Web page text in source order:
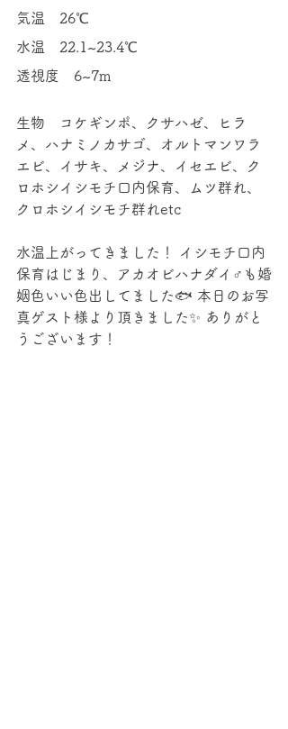
気温　26℃
水温　22.1~23.4℃
透視度　6~7m
生物　コケギンポ、クサハゼ、ヒラ
メ、ハナミノカサゴ、オルトマンワラ
エビ、イサキ、メジナ、イセエビ、ク
ロホシイシモチ口内保育、ムツ群れ、
クロホシイシモチ群れetc
水温上がってきました！ イシモチ口内
保育はじまり、アカオビハナダイ♂も婚
姻色いい色出してました🐟 本日のお写
真ゲスト様より頂きました✨ ありがと
うございます！